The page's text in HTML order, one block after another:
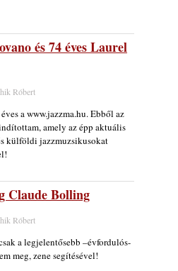
és 74 éves Laurel
Róbert
a www.jazzma.hu. Ebből az
amely az épp aktuális
külföldi jazzmuzsikusokat
Claude Bolling
Róbert
a legjelentősebb –évfordulós-
meg, zene segítésével!